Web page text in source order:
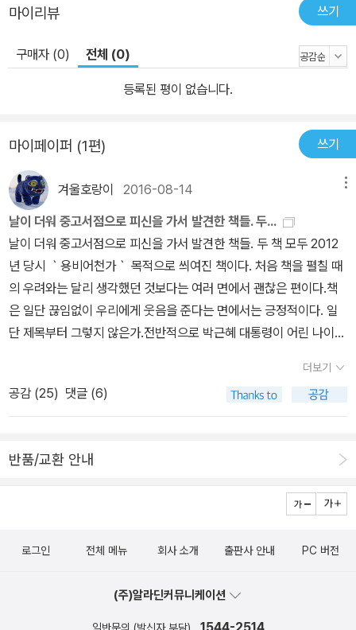
마이리뷰 쓰기
구매자 (0) 전체 (0)
등록된 평이 없습니다.
마이페이퍼 (1편) 쓰기
겨울호랑이 2016-08-14
날이 더워 중고서점으로 피신을 가서 발견한 책들. 두...
날이 더워 중고서점으로 피신을 가서 발견한 책들. 두 책 모두 2012
년 당시 ｀용비어천가｀ 목적으로 씌여진 책이다. 처음 책을 펼칠 때
의 우려와는 달리 생각했던 것보다는 여러 면에서 괜찮은 편이다.책
은 일단 끊임없이 우리에게 웃음을 준다는 면에서는 긍정적이다. 일
단 제목부터 그렇지 않은가.전반적으로 박근혜 대통령이 어린 나이에
성되어 있어 신선함은 떨어진다.그래도, 이 책을 통해 대통령의 해외
순방 시 주요 방문지에 대한 에피소드를 알게 해준다는 면에서는 조
금 유용한 책이다.책의 부정적인 면으로는 나오는 웃음이 ｀실소｀라
다.비록 책의 내용이 예상에서 크기 벗어나지 않기에 식상한 면이 있
지만, 성인들에게는 박근혜 정부 4년에 대해 다시 돌아보게하는 힘이
있다고 생각된다.나는 박대통령의 정치에 대해서 비판의 목소리도 높
없지 않을까하는 생각이 든다.세월호 사건을 통해 국민들의 안전의식
었다. 그리고, 국정교과서 문제를 통해 국민들이 역사문제를 새롭게
인식하는 계기가 마련되었다. 그뿐인가. 담배가격인상을 통해 국민건
더보기
공감 (25) 댓글 (6)
반품/교환 안내
로그인 전체 메뉴 회사 소개 출판사 안내 PC 버전
(주)알라딘커뮤니케이션